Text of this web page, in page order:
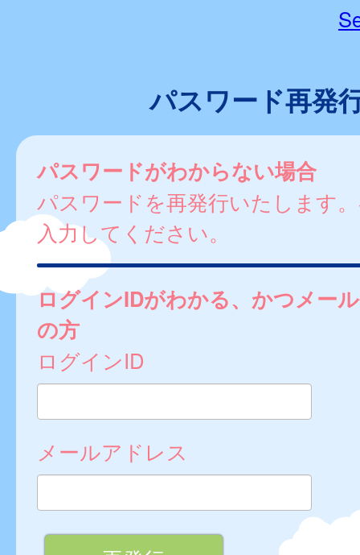
パスワード再発
パスワードがわからない場合
パスワードを再発行いたします
入力してください。
ログインIDがわかる、かつメー
の方
ログインID
メールアドレス